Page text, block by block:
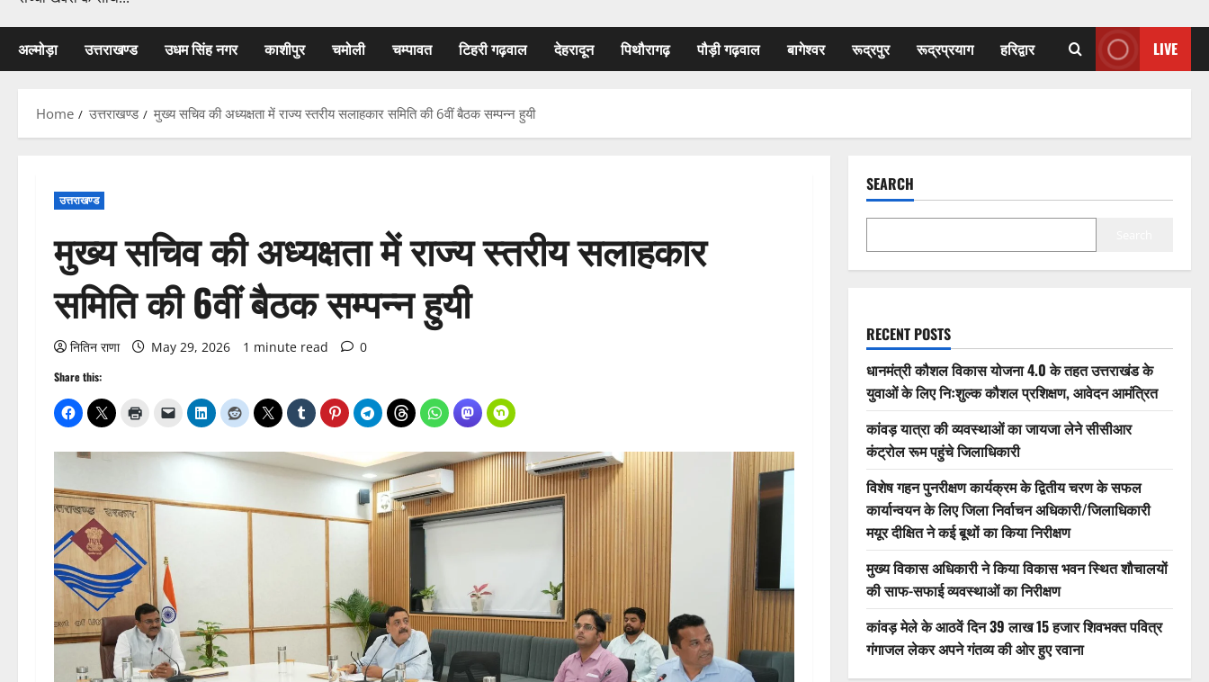
अल्मोड़ा उत्तराखण्ड उधम सिंह नगर काशीपुर चमोली चम्पावत टिहरी गढ़वाल देहरादून पिथौरागढ़ पौड़ी गढ़वाल बागेश्वर रूद्रपुर रूद्रप्रयाग हरिद्वार LIVE
Home उत्तराखण्ड मुख्य सचिव की अध्यक्षता में राज्य स्तरीय सलाहकार समिति की 6वीं बैठक सम्पन्न हुयी
उत्तराखण्ड
मुख्य सचिव की अध्यक्षता में राज्य स्तरीय सलाहकार
समिति की 6वीं बैठक सम्पन्न हुयी
नितिन राणा May 29, 2026 1 minute read 0
Share this:
SEARCH
RECENT POSTS
धानमंत्री कौशल विकास योजना 4.0 के तहत उत्तराखंड के
युवाओं के लिए निःशुल्क कौशल प्रशिक्षण, आवेदन आमंत्रित
कांवड़ यात्रा की व्यवस्थाओं का जायजा लेने सीसीआर
कंट्रोल रूम पहुंचे जिलाधिकारी
विशेष गहन पुनरीक्षण कार्यक्रम के द्वितीय चरण के सफल
कार्यान्वयन के लिए जिला निर्वाचन अधिकारी/जिलाधिकारी
मयूर दीक्षित ने कई बूथों का किया निरीक्षण
मुख्य विकास अधिकारी ने किया विकास भवन स्थित शौचालयों
की साफ-सफाई व्यवस्थाओं का निरीक्षण
कांवड़ मेले के आठवें दिन 39 लाख 15 हजार शिवभक्त पवित्र
गंगाजल लेकर अपने गंतव्य की ओर हुए रवाना